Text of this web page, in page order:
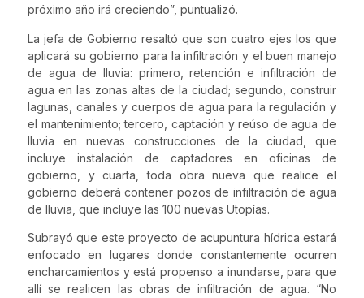
próximo año irá creciendo”, puntualizó.
La jefa de Gobierno resaltó que son cuatro ejes los que
aplicará su gobierno para la infiltración y el buen manejo
de agua de lluvia: primero, retención e infiltración de
agua en las zonas altas de la ciudad; segundo, construir
lagunas, canales y cuerpos de agua para la regulación y
el mantenimiento; tercero, captación y reúso de agua de
lluvia en nuevas construcciones de la ciudad, que
incluye instalación de captadores en oficinas de
gobierno, y cuarta, toda obra nueva que realice el
gobierno deberá contener pozos de infiltración de agua
de lluvia, que incluye las 100 nuevas Utopías.
Subrayó que este proyecto de acupuntura hídrica estará
enfocado en lugares donde constantemente ocurren
encharcamientos y está propenso a inundarse, para que
allí se realicen las obras de infiltración de agua. “No